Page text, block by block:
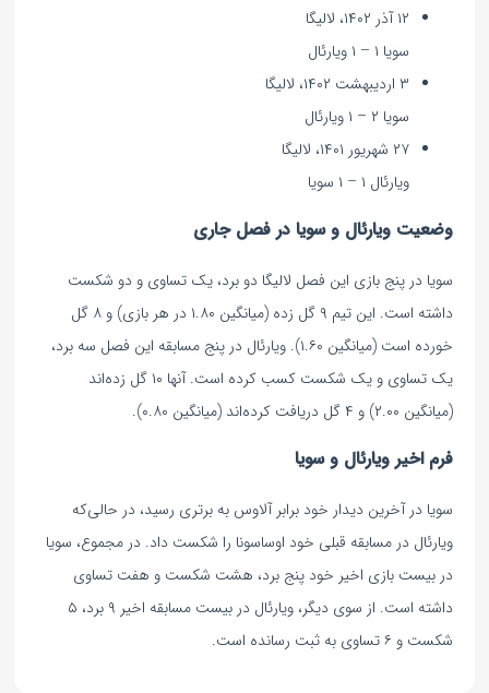
۱۲ آذر ۱۴۰۲، لالیگا
سویا ۱ – ۱ ویارئال
۳ اردیبهشت ۱۴۰۲، لالیگا
سویا ۲ – ۱ ویارئال
۲۷ شهریور ۱۴۰۱، لالیگا
ویارئال ۱ – ۱ سویا
وضعیت ویارئال و سویا در فصل جاری
سویا در پنج بازی این فصل لالیگا دو برد، یک تساوی و دو شکست
داشته است. این تیم ۹ گل زده (میانگین ۱.۸۰ در هر بازی) و ۸ گل
خورده است (میانگین ۱.۶۰). ویارئال در پنج مسابقه این فصل سه برد،
یک تساوی و یک شکست کسب کرده است. آنها ۱۰ گل زده‌اند
(میانگین ۲.۰۰) و ۴ گل دریافت کرده‌اند (میانگین ۰.۸۰).
فرم اخیر ویارئال و سویا
سویا در آخرین دیدار خود برابر آلاوس به برتری رسید، در حالی‌که
ویارئال در مسابقه قبلی خود اوساسونا را شکست داد. در مجموع، سویا
در بیست بازی اخیر خود پنج برد، هشت شکست و هفت تساوی
داشته است. از سوی دیگر، ویارئال در بیست مسابقه اخیر ۹ برد، ۵
شکست و ۶ تساوی به ثبت رسانده است.